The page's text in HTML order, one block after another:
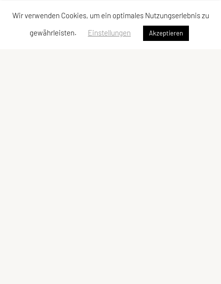
Wir verwenden Cookies, um ein optimales Nutzungserlebnis zu
gewährleisten.
Einstellungen Akzeptieren